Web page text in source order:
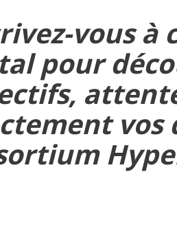
vous à
pour
vos